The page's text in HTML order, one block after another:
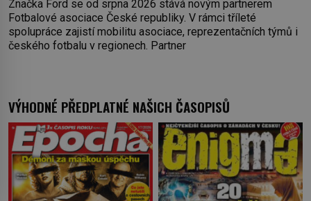
Značka Ford se od srpna 2026 stává novým partnerem
Fotbalové asociace České republiky. V rámci tříleté
spolupráce zajistí mobilitu asociace, reprezentačních týmů i
českého fotbalu v regionech. Partner
VÝHODNÉ PŘEDPLATNÉ NAŠICH ČASOPISŮ